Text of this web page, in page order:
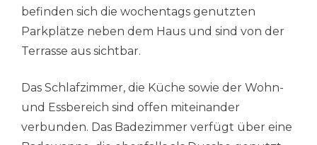
befinden sich die wochentags genutzten
Parkplätze neben dem Haus und sind von der
Terrasse aus sichtbar.
Das Schlafzimmer, die Küche sowie der Wohn-
und Essbereich sind offen miteinander
verbunden. Das Badezimmer verfügt über eine